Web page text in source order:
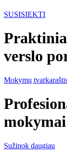
SUSISIEKTI
verslo
Mokymų
Sužinok daugiau